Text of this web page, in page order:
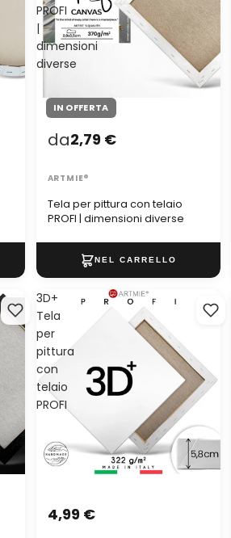
PROFI
|
dimensioni
diverse
IN OFFERTA
Tela per pittura con telaio
PROFI | dimensioni diverse
da2,79 €
ARTMIE®
3D+
Tela
per
pittura
con
telaio
PROFI
4,99 €